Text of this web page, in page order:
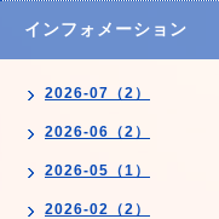
インフォメーション
2026-07（2）
2026-06（2）
2026-05（1）
2026-02（2）